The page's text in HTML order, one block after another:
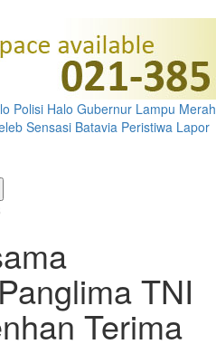
Polisi Halo Gubernur Lampu Merah
Sensasi Batavia Peristiwa Lapor
TNI
Terima